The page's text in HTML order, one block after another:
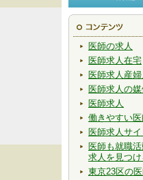
医師の求人
医師求人在宅
医師求人産
医師求人の
医師求人
働きやすい医
医師求人サ
医師も就職
求人を見つけ
東京23区の